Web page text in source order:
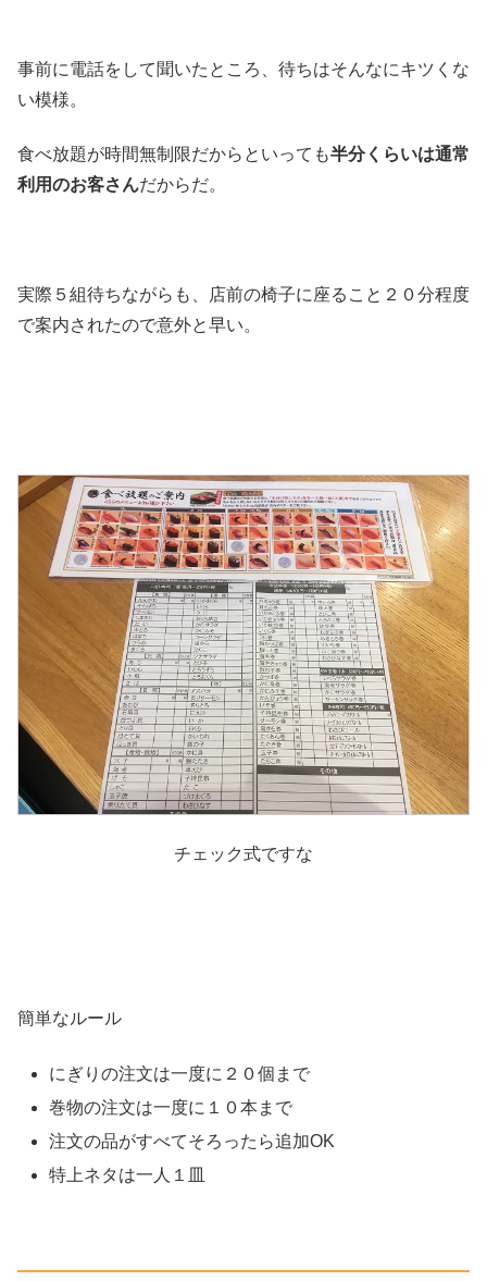
事前に電話をして聞いたところ、待ちはそんなにキツくな
い模様。
食べ放題が時間無制限だからといっても半分くらいは通常
利用のお客さんだからだ。
実際５組待ちながらも、店前の椅子に座ること２０分程度
で案内されたので意外と早い。
チェック式ですな
簡単なルール
にぎりの注文は一度に２０個まで
巻物の注文は一度に１０本まで
注文の品がすべてそろったら追加OK
特上ネタは一人１皿